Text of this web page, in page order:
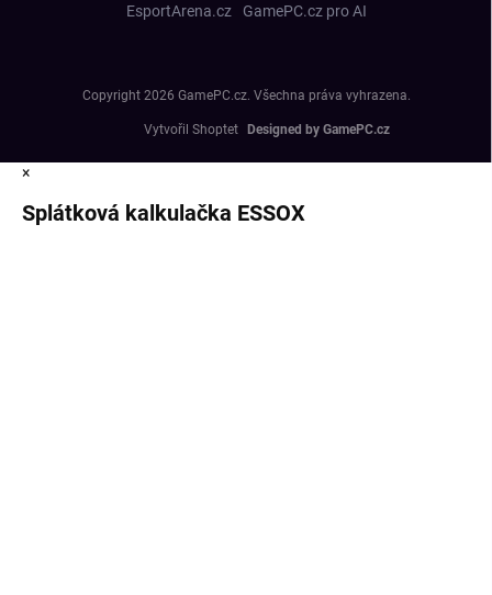
EsportArena.cz GamePC.cz pro AI
Vytvořil Shoptet
Copyright 2026 GamePC.cz. Všechna práva vyhrazena.
×
Splátková kalkulačka ESSOX